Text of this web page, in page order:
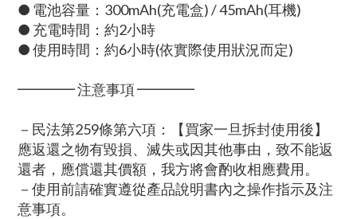
● 電池容量：300mAh(充電盒) / 45mAh(耳機)
● 充電時間：約2小時
● 使用時間：約6小時(依實際使用狀況而定)
━━━━ 注意事項 ━━━━
－民法第259條第六項：【買家一旦拆封使用後】
應返還之物有毀損、滅失或因其他事由，致不能返
還者，應償還其價額，我方將會酌收相應費用。
－使用前請確實遵從產品說明書內之操作指示及注
意事項。